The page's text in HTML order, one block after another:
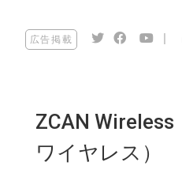
広告掲載
ZCAN
ワイヤレス）